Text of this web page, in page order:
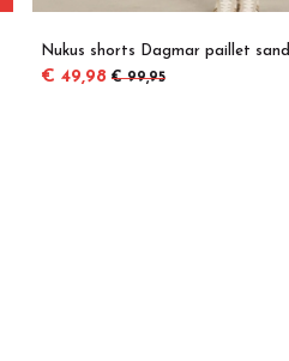
Nukus shorts Dagmar paillet sand
€ 49,98 € 99,95